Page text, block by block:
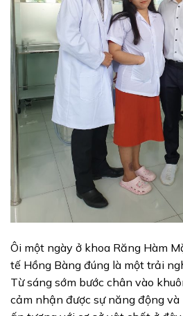
Ôi một ngày ở khoa Răng Hàm
tế Hồng Bàng đúng là một trải
Từ sáng sớm bước chân vào
cảm nhận được sự năng động